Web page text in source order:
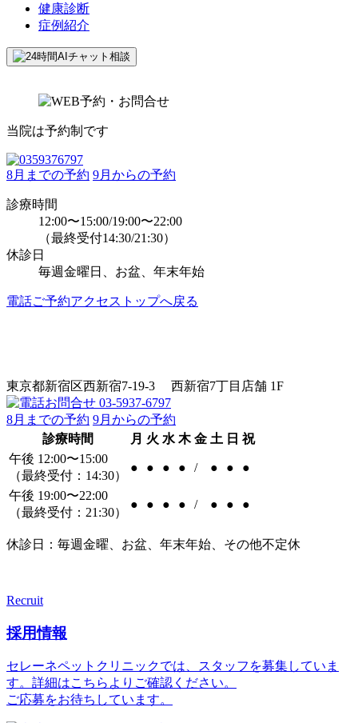
健康診断
症例紹介
当院は予約制です
8月までの予約 9月からの予約
診療時間
12:00〜15:00/19:00〜22:00
（最終受付14:30/21:30）
休診日
毎週金曜日、お盆、年末年始
電話ご予約アクセス トップへ戻る
東京都新宿区西新宿7-19-3 西新宿7丁目店舗 1F
8月までの予約 9月からの予約
診療時間
月 火 水 木 金 土 日 祝
午後 12:00〜15:00
（最終受付：14:30）
● ● ● ● / ● ● ●
午後 19:00〜22:00
（最終受付：21:30）
● ● ● ● / ● ● ●
休診日：毎週金曜、お盆、年末年始、その他不定休
Recruit
採用情報
セレーネペットクリニックでは、スタッフを募集していま
す。詳細はこちらよりご確認ください。
ご応募をお待ちしています。